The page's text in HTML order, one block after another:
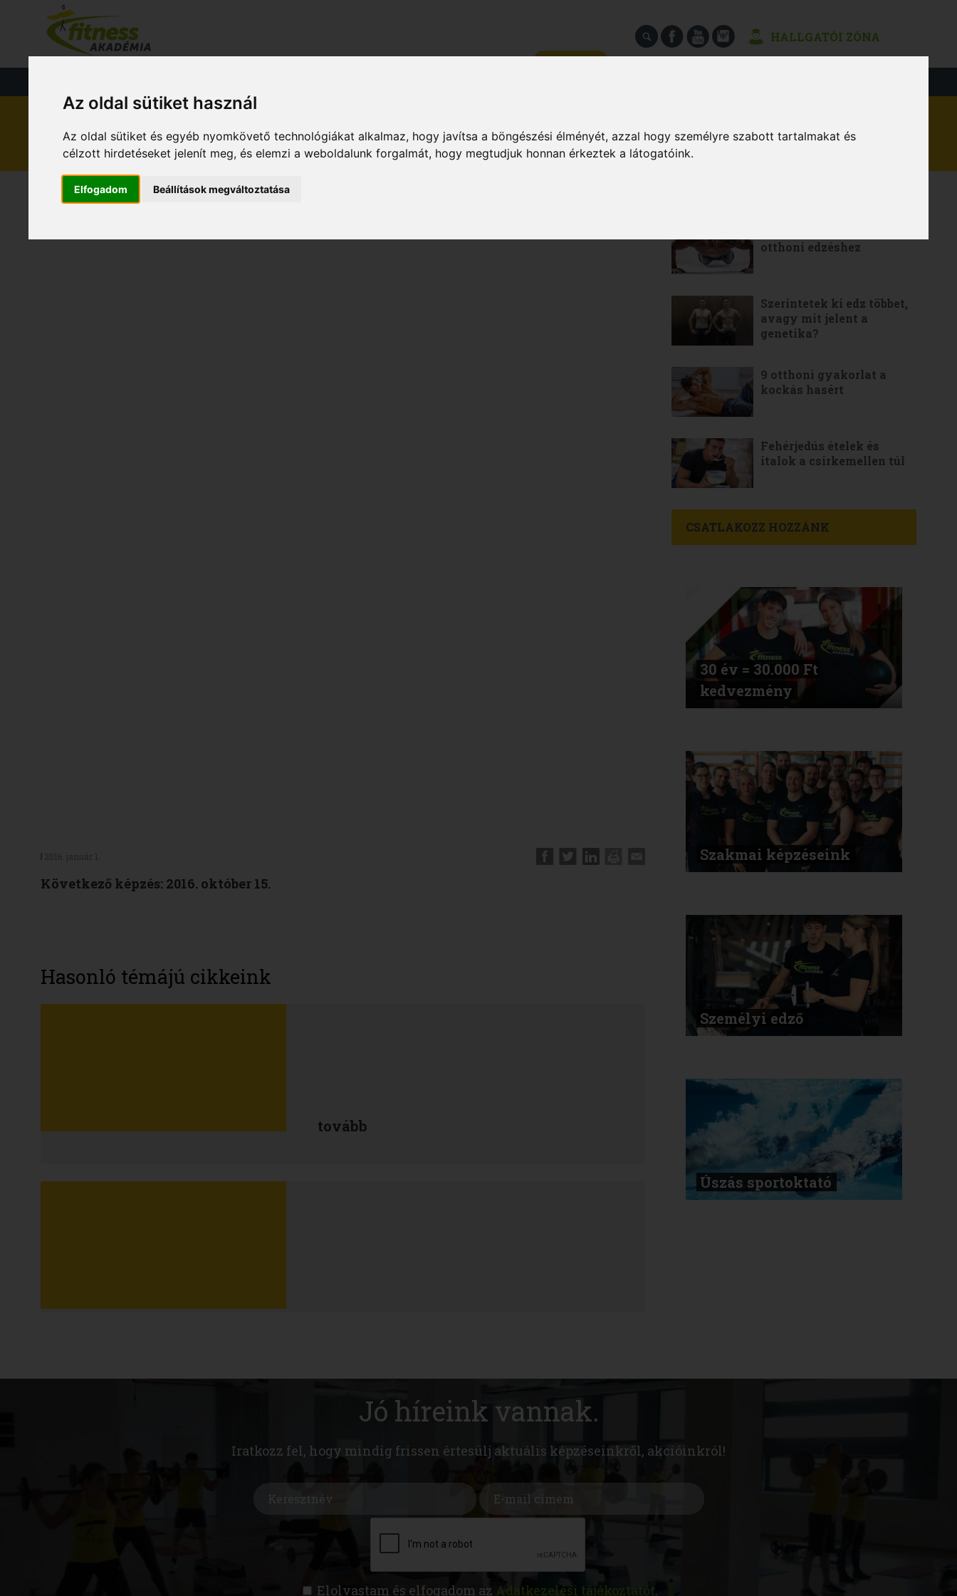
Az oldal sütiket használ
Az oldal sütiket és egyéb nyomkövető technológiákat alkalmaz, hogy javítsa a böngészési élményét, azzal hogy személyre szabott tartalmakat és
célzott hirdetéseket jelenít meg, és elemzi a weboldalunk forgalmát, hogy megtudjuk honnan érkeztek a látogatóink.
Elfogadom Beállítások megváltoztatása
HALLGATÓI ZÓNA
HÍREK MAGAZIN
DANCE MOVES INSTRUKTOR
Következő képzés: 2016. október 15.
Hasonló témájú cikkeink
tovább
otthoni edzéshez
Szerintetek ki edz többet,
avagy mit jelent a
genetika?
9 otthoni gyakorlat a
kockás hasért
Fehérjedús ételek és
italok a csirkemellen túl
CSATLAKOZZ HOZZÁNK
30 év = 30.000 Ft
kedvezmény
Szakmai képzéseink
Személyi edző
Úszás sportoktató
Jó híreink vannak.
Iratkozz fel, hogy mindig frissen értesülj aktuális képzéseinkről, akcióinkról!
Elolvastam és elfogadom az Adatkezelési tájékoztatót.